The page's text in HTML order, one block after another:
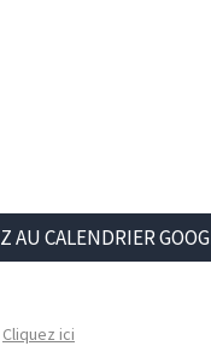
AU CALENDRIER
Cliquez ici